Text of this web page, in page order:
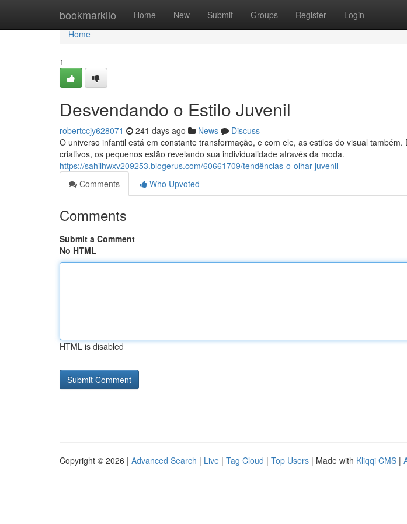
bookmarkilo Home New Submit Groups Register Login
Home
Home
1
Desvendando o Estilo Juvenil
robertccjy628071 241 days ago News
Discuss
O universo infantil está em constante transformação, e com ele, as estilos do visual
criativos, os pequenos estão revelando sua individualidade através da moda.
https://sahilhwxv209253.blogerus.com/60661709/tendências-o-olhar-juvenil
Comments
Who Upvoted
Comments
Submit a Comment
No HTML
HTML is disabled
Copyright © 2026 | Advanced Search | Live | Tag Cloud | Top Users | Made with Kliqqi CMS |